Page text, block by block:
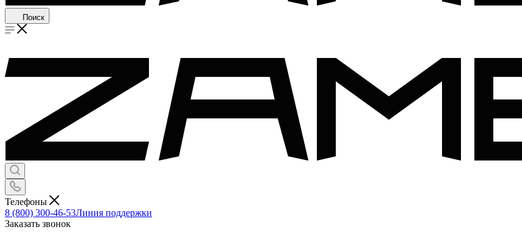
Поиск
Телефоны
8 (800) 300-46-53Линия поддержки
Заказать звонок